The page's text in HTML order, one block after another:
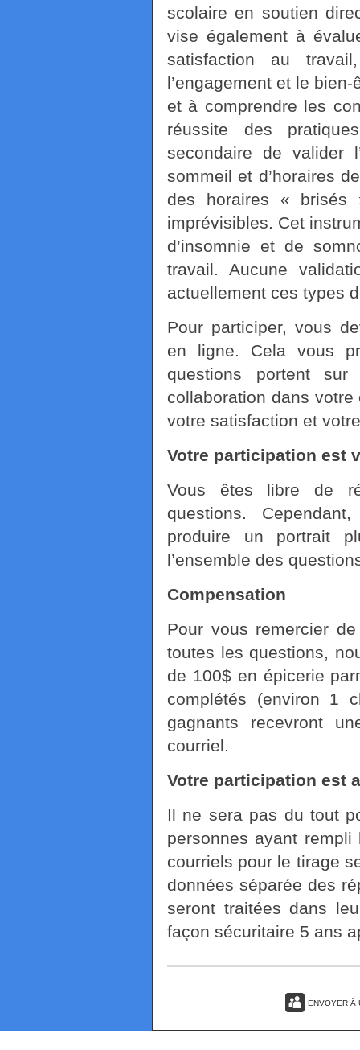
scolaire en soutien
vise également à
satisfaction au
l’engagement et le
et à comprendre les
réussite des
secondaire de valider
sommeil et d’horaires
des horaires «
imprévisibles. Cet
d’insomnie et de
travail. Aucune
actuellement ces types
Pour participer, vous
en ligne. Cela vous
questions portent
collaboration dans
votre satisfaction et
Votre participation est
Vous êtes libre de
questions.
produire un portrait
l’ensemble des
Compensation
Pour vous remercier
toutes les questions,
de 100$ en épicerie
complétés (environ 1
gagnants recevront
courriel.
Votre participation est
Il ne sera pas du tout
personnes ayant
courriels pour le tirage
données séparée des
seront traitées dans
façon sécuritaire 5 ans
ENVOYER À